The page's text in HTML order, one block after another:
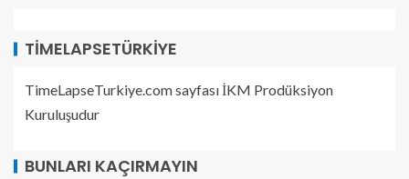
TIMELAPSETÜRKIYE
TimeLapseTurkiye.com sayfası İKM Prodüksiyon
Kuruluşudur
BUNLARI KAÇIRMAYIN